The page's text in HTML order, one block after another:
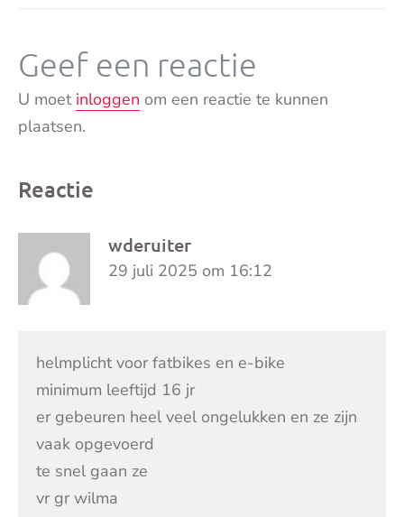
Geef een reactie
U moet inloggen om een reactie te kunnen
plaatsen.
Reactie
wderuiter
29 juli 2025 om 16:12
helmplicht voor fatbikes en e-bike
minimum leeftijd 16 jr
er gebeuren heel veel ongelukken en ze zijn
vaak opgevoerd
te snel gaan ze
vr gr wilma